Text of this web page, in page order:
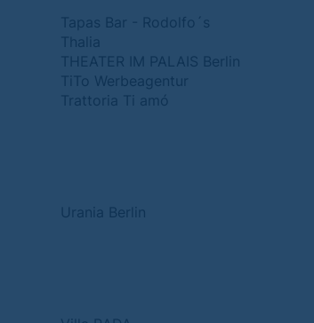
Tapas Bar - Rodolfo´s
Thalia
THEATER IM PALAIS Berlin
TiTo Werbeagentur
Trattoria Ti amó
Urania Berlin